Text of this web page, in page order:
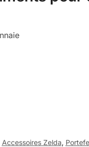
Accessoires Zelda,